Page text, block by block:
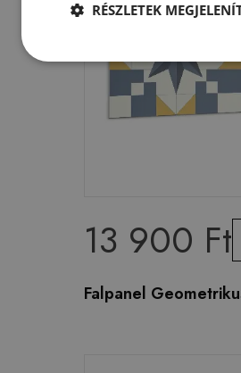
13 900 Ft
Falpanel
RÉSZLETEK